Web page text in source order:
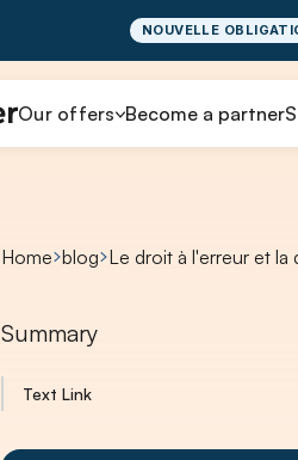
NOUVELLE
Our offers Become a partner
Home blog ‍Le droit à l'erreur et la
Summary
Text Link